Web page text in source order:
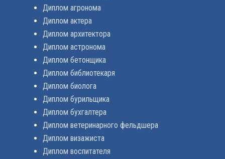
Диплом агронома
Диплом актера
Диплом архитектора
Диплом астронома
Диплом бетонщика
Диплом библиотекаря
Диплом биолога
Диплом бурильщика
Диплом бухгалтера
Диплом ветеринарного фельдшера
Диплом визажиста
Диплом воспитателя